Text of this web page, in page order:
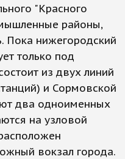
"Красного
районы,
Пока нижегородский
только под
из двух линий
и Сормовской
два одноименных
на узловой
вокзал города.